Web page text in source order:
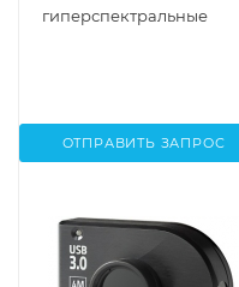
гиперспектральные
ОТПРАВИТЬ ЗАПРОС